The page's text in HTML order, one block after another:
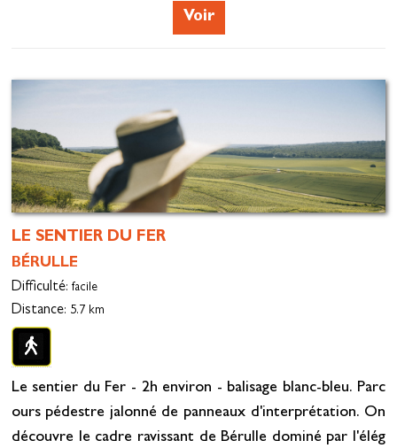
Voir
LE SENTIER DU FER
BÉRULLE
Difficulté: facile
Distance: 5.7 km
Le sentier du Fer - 2h environ - balisage blanc-bleu. Parc
ours pédestre jalonné de panneaux d'interprétation. On
découvre le cadre ravissant de Bérulle dominé par l'élég